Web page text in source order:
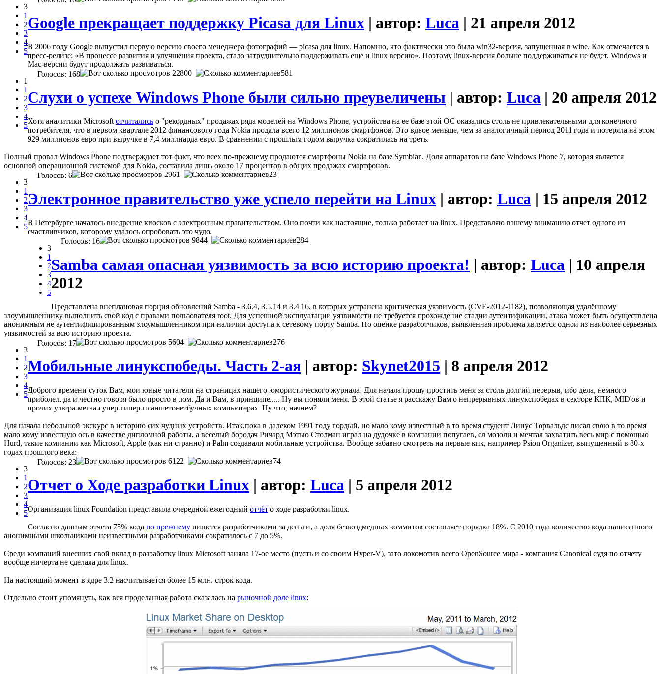
3
1
2
3
4
5
Google прекращает поддержку Picasa для Linux | автор: Luca | 21 апреля 2012
В 2006 году Google выпустил первую версию своего менеджера фотографий — picasa для linux. Напомню, что фактически это была win32-версия, запущенная в wine. Как отмечается в
пресс-релизе: «В процессе развития и улучшения проекта, стало затруднительно поддерживать еще и linux версию». Поэтому linux-версия больше поддерживаться не будет. Windows и
Mac-версии будут продолжать развиваться.
1
1
2
3
4
5
Голосов: 168 22800 581
Слухи о успехе Windows Phone были сильно преувеличены | автор: Luca | 20 апреля 2012
Хотя аналитики Microsoft отчитались о "рекордных" продажах ряда моделей на Windows Phone, устройства на ее базе этой ОС оказались столь не привлекательными для конечного
потребителя, что в первом квартале 2012 финансового года Nokia продала всего 12 миллионов смартфонов. Это вдвое меньше, чем за аналогичный период 2011 года и потеряла на этом
929 миллионов евро при выручке в 7,4 миллиарда евро. В сравнении с прошлым годом выручка сократилась на треть.
Полный провал Windows Phone подтверждает тот факт, что всех по-прежнему продаются смартфоны Nokia на базе Symbian. Доля аппаратов на базе Windows Phone 7, которая является
основной операционной системой для Nokia, составила лишь около 17 процентов в общих продажах смартфонов.
3
1
2
3
4
5
Голосов: 6 2961 23
Электронное правительство уже успело перейти на Linux | автор: Luca | 15 апреля 2012
В Петербурге началось внедрение киосков с электронным правительством. Оно почти как настоящие, только работает на linux. Представляю вашему вниманию отчет одного из
счастливчиков, которому удалось опробовать это чудо.
3
1
2
3
4
5
Голосов: 16 9844 284
Samba самая опасная уязвимость за всю историю проекта! | автор: Luca | 10 апреля
2012
Представлена внеплановая порция обновлений Samba - 3.6.4, 3.5.14 и 3.4.16, в которых устранена критическая уязвимость (CVE-2012-1182), позволяющая удалённому
злоумышленнику выполнить свой код с правами пользователя root. Для успешной эксплуатации уязвимости не требуется прохождение стадии аутентификации, атака может быть осуществлена
анонимным не аутентифицированным злоумышленником при наличии доступа к сетевому порту Samba. По оценке разработчиков, выявленная проблема является одной из наиболее серьёзных
уязвимостей за всю историю проекта.
3
1
2
3
4
5
Голосов: 17 5604 276
Мобильные линукспобеды. Часть 2-ая | автор: Skynet2015 | 8 апреля 2012
Доброго времени суток Вам, мои юные читатели на страницах нашего юмористического журнала! Для начала прошу простить меня за столь долгий перерыв, ибо дела, немного
приболел, да и честно говоря было просто в лом. Да и Вам, в принципе..... Ну вы поняли меня. В этой статье я расскажу Вам о непрерывных линукспобедах в секторе КПК, MID'ов и
прочих ультра-мегаа-супер-гипер-планшетонетбучных компьютерах. Ну что, начнем?
Для начала небольшой экскурс в историю сих чудных устройств. Итак,пока в далеком 1991 году гордый, но мало кому известный в то время студент Линус Торвальдс писал свою в то время
мало кому известную ось в качестве дипломной работы, а веселый бородач Ричард Мэтью Столман играл на дудочке в компании попугаев, ел мозоли и мечтал захватить весь мир с помощью
Hurd, такие компании как Microsoft, Apple (как ни странно) и Palm создавали мобильные устройства. Вообще забавно смотреть на первые кпк, например Psion Organizer, выпущенный в 80-х
годах прошлого века:
3
1
2
3
4
5
Голосов: 23 6122 74
Отчет о Ходе разработки Linux | автор: Luca | 5 апреля 2012
Организация linux Foundation представила очередной ежегодный отчёт о ходе разработки linux.
Согласно данным отчета 75% кода по прежнему пишется разработчиками за деньги, а доля безвоздмедных коммитов составляет порядка 18%. С 2010 года количество кода написанного
анонимными школьниками неизвестными разработчиками сократилось с 7 до 5%.
Среди компаний внесших свой вклад в разработку linux Microsoft заняла 17-ое место (пусть и со своим Hyper-V), зато локомотив всего OpenSource мира - компания Canonical судя по отчету
вообще ничерта не сделала для linux.
На настоящий момент в ядре 3.2 насчитывается более 15 млн. строк кода.
Отдельно стоит упомянуть, как вся проделанная работа сказалась на рыночной доле linux: